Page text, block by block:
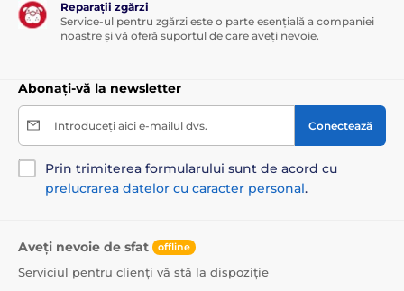
Reparații zgărzi
Service-ul pentru zgărzi este o parte esențială a companiei
noastre și vă oferă suportul de care aveți nevoie.
Abonați-vă la newsletter
Introduceți aici e-mailul dvs. Conectează
Prin trimiterea formularului sunt de acord cu
prelucrarea datelor cu caracter personal.
Aveți nevoie de sfat offline
Serviciul pentru clienți vă stă la dispoziție